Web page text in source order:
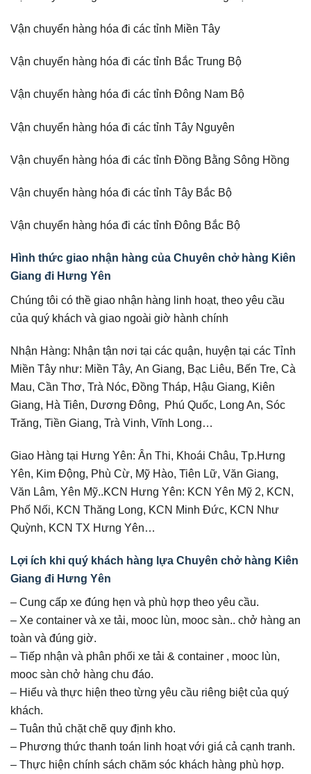
Vận chuyển hàng hóa đi các tỉnh Miền Tây
Vận chuyển hàng hóa đi các tỉnh Bắc Trung Bộ
Vận chuyển hàng hóa đi các tỉnh Đông Nam Bộ
Vận chuyển hàng hóa đi các tỉnh Tây Nguyên
Vận chuyển hàng hóa đi các tỉnh Đồng Bằng Sông Hồng
Vận chuyển hàng hóa đi các tỉnh Tây Bắc Bộ
Vận chuyển hàng hóa đi các tỉnh Đông Bắc Bộ
Hình thức giao nhận hàng của Chuyên chở hàng Kiên
Giang đi Hưng Yên
Chúng tôi có thề giao nhận hàng linh hoạt, theo yêu cầu
của quý khách và giao ngoài giờ hành chính
Nhận Hàng: Nhận tận nơi tại các quận, huyện tại các Tỉnh
Miền Tây như: Miền Tây, An Giang, Bạc Liêu, Bến Tre, Cà
Mau, Cần Thơ, Trà Nóc, Đồng Tháp, Hậu Giang, Kiên
Giang, Hà Tiên, Dương Đông, Phú Quốc, Long An, Sóc
Trăng, Tiền Giang, Trà Vinh, Vĩnh Long…
Giao Hàng tại Hưng Yên: Ân Thi, Khoái Châu, Tp.Hưng
Yên, Kim Động, Phù Cừ, Mỹ Hào, Tiên Lữ, Văn Giang,
Văn Lâm, Yên Mỹ..KCN Hưng Yên: KCN Yên Mỹ 2, KCN,
Phố Nối, KCN Thăng Long, KCN Minh Đức, KCN Như
Quỳnh, KCN TX Hưng Yên…
Lợi ích khi quý khách hàng lựa Chuyên chở hàng Kiên
Giang đi Hưng Yên
– Cung cấp xe đúng hẹn và phù hợp theo yêu cầu.
– Xe container và xe tải, mooc lùn, mooc sàn.. chở hàng an
toàn và đúng giờ.
– Tiếp nhận và phân phối xe tải & container , mooc lùn,
mooc sàn chở hàng chu đáo.
– Hiểu và thực hiện theo từng yêu cầu riêng biệt của quý
khách.
– Tuân thủ chặt chẽ quy định kho.
– Phương thức thanh toán linh hoạt với giá cả cạnh tranh.
– Thực hiện chính sách chăm sóc khách hàng phù hợp.